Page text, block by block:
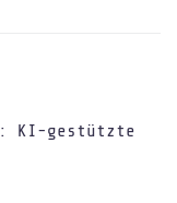
KI-gestützte